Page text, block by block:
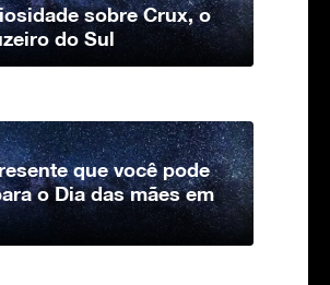
sobre Crux, o
do Sul
que você pode
o Dia das mães em